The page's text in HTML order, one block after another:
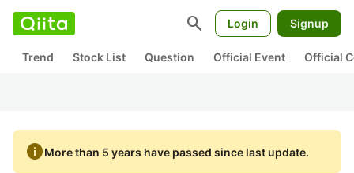
search Login Signup
Trend Stock List Question Official Event Official
infoMore than 5 years have passed since last update.